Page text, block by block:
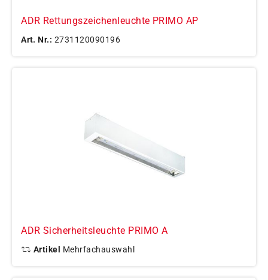
ADR Rettungszeichenleuchte PRIMO AP
Art. Nr.: 2731120090196
ADR Sicherheitsleuchte PRIMO A
Artikel Mehrfachauswahl